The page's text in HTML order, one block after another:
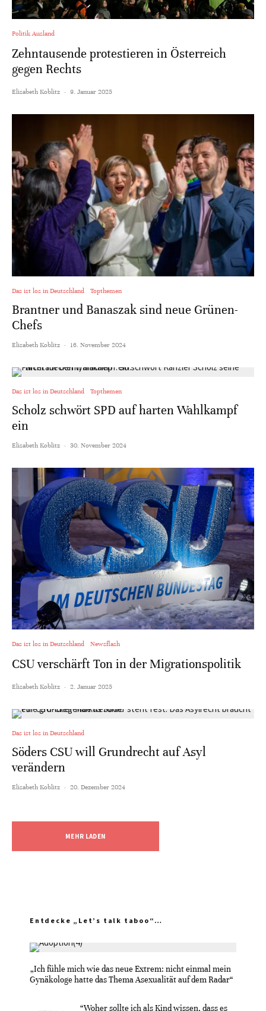
Politik Ausland
Zehntausende protestieren in Österreich
gegen Rechts
Elisabeth Koblitz · 9. Januar 2025
Das ist los in Deutschland Topthemen
Brantner und Banaszak sind neue Grünen-
Chefs
Elisabeth Koblitz · 16. November 2024
Das ist los in Deutschland Topthemen
Scholz schwört SPD auf harten Wahlkampf
ein
Elisabeth Koblitz · 30. November 2024
Das ist los in Deutschland Newsflash
CSU verschärft Ton in der Migrationspolitik
Elisabeth Koblitz · 2. Januar 2025
Das ist los in Deutschland
Söders CSU will Grundrecht auf Asyl
verändern
Elisabeth Koblitz · 20. Dezember 2024
MEHR LADEN
Entdecke „Let’s talk taboo“…
„Ich fühle mich wie das neue Extrem: nicht einmal mein
Gynäkologe hatte das Thema Asexualität auf dem Radar“
“Woher sollte ich als Kind wissen, dass es